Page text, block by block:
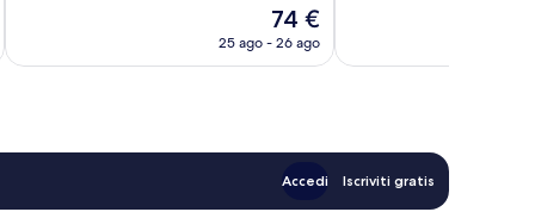
Il
prezzo
attuale
74 €
25 ago - 26 ago
recensioni
Accedi Iscriviti gratis